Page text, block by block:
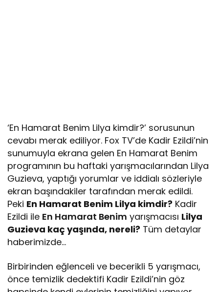
‘En Hamarat Benim Lilya kimdir?’ sorusunun
cevabı merak ediliyor. Fox TV’de Kadir Ezildi’nin
sunumuyla ekrana gelen En Hamarat Benim
programının bu haftaki yarışmacılarından Lilya
Guzieva, yaptığı yorumlar ve iddialı sözleriyle
ekran başındakiler tarafından merak edildi.
Peki En Hamarat Benim Lilya kimdir? Kadir
Ezildi ile En Hamarat Benim yarışmacısı Lilya
Guzieva kaç yaşında, nereli? Tüm detaylar
haberimizde…
Birbirinden eğlenceli ve becerikli 5 yarışmacı,
önce temizlik dedektifi Kadir Ezildi’nin göz